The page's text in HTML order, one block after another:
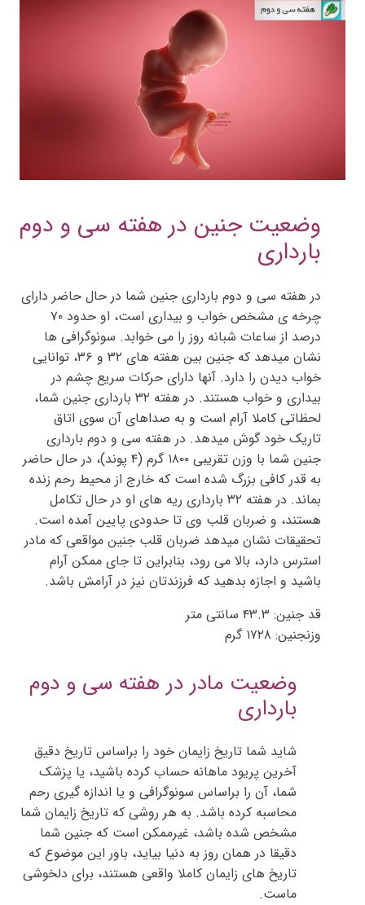
وضعیت جنین در هفته سی و دوم
بارداری
در هفته سی و دوم بارداری جنین شما در حال حاضر دارای
چرخه ی مشخص خواب و بیداری است، او حدود ۷۰
درصد از ساعات شبانه روز را می خوابد. سونوگرافی ها
نشان میدهد که جنین بین هفته های ۳۲ و ۳۶، توانایی
خواب دیدن را دارد. آنها دارای حرکات سریع چشم در
بیداری و خواب هستند. در هفته ۳۲ بارداری جنین شما،
لحظاتی کاملا آرام است و به صداهای آن سوی اتاق
تاریک خود گوش میدهد. در هفته سی و دوم بارداری
جنین شما با وزن تقریبی ۱۸۰۰ گرم (۴ پوند)، در حال حاضر
به قدر کافی بزرگ شده است که خارج از محیط رحم زنده
بماند. در هفته ۳۲ بارداری ریه های او در حال تکامل
هستند، و ضربان قلب وی تا حدودی پایین آمده است.
تحقیقات نشان میدهد ضربان قلب جنین مواقعی که مادر
استرس دارد، بالا می رود، بنابراین تا جای ممکن آرام
باشید و اجازه بدهید که فرزندتان نیز در آرامش باشد.
قد جنین: ۴۳.۳ سانتی متر
وزنجنین: ۱۷۲۸ گرم
وضعیت مادر در هفته سی و دوم
بارداری
شاید شما تاریخ زایمان خود را براساس تاریخ دقیق
آخرین پریود ماهانه حساب کرده باشید، یا پزشک
شما، آن را براساس سونوگرافی و یا اندازه گیری رحم
محاسبه کرده باشد. به هر روشی که تاریخ زایمان شما
مشخص شده باشد، غیرممکن است که جنین شما
دقیقا در همان روز به دنیا بیاید، باور این موضوع که
تاریخ های زایمان کاملا واقعی هستند، برای دلخوشی
ماست.